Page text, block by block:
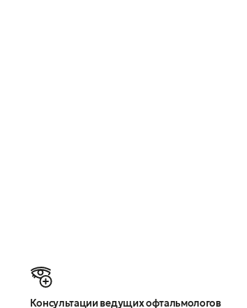
Консультации ведущих офтальмологов